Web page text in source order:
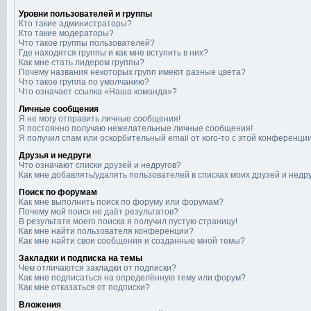
Уровни пользователей и группы
Кто такие администраторы?
Кто такие модераторы?
Что такое группы пользователей?
Где находятся группы и как мне вступить в них?
Как мне стать лидером группы?
Почему названия некоторых групп имеют разные цвета?
Что такое группа по умолчанию?
Что означает ссылка «Наша команда»?
Личные сообщения
Я не могу отправить личные сообщения!
Я постоянно получаю нежелательные личные сообщения!
Я получил спам или оскорбительный email от кого-то с этой
Друзья и недруги
Что означают списки друзей и недругов?
Как мне добавлять/удалять пользователей в списках моих друзей и
Поиск по форумам
Как мне выполнить поиск по форуму или форумам?
Почему мой поиск не даёт результатов?
В результате моего поиска я получил пустую страницу!
Как мне найти пользователя конференции?
Как мне найти свои сообщения и созданные мной темы?
Закладки и подписка на темы
Чем отличаются закладки от подписки?
Как мне подписаться на определённую тему или форум?
Как мне отказаться от подписки?
Вложения